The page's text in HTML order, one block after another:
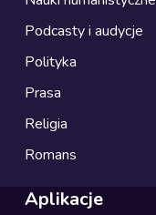
Podcasty i audycje
Polityka
Prasa
Religia
Romans
Aplikacje